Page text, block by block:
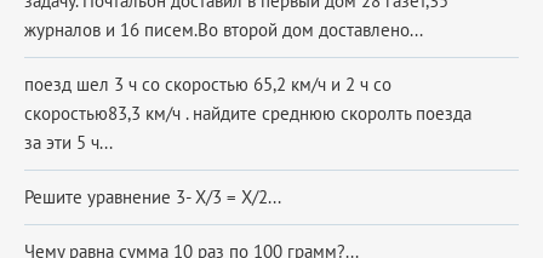
журналов и 16 писем.Во второй дом доставлено...
поезд шел 3 ч со скоростью 65,2 км/ч и 2 ч со
скоростью83,3 км/ч . найдите среднюю скоролть поезда
за эти 5 ч...
Решите уравнение 3- X/3 = X/2...
Чему равна сумма 10 раз по 100 грамм?...